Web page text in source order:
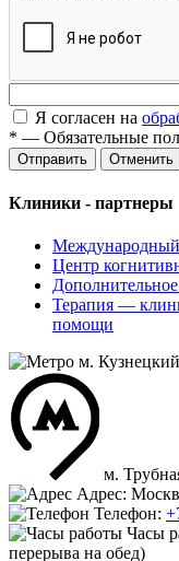
Я согласен на
* — Обязательные
Отменить
Клиники - партнеры
Международный
Центр
Терапия —
помощи
м.
м.
Адрес:
Телефон:
Часы
перерыва на обед)